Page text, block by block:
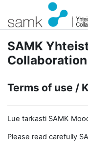
Siirry pääsisältöön
SAMK
Terms of use /
Lue tarkasti SAMK
Please read carefully